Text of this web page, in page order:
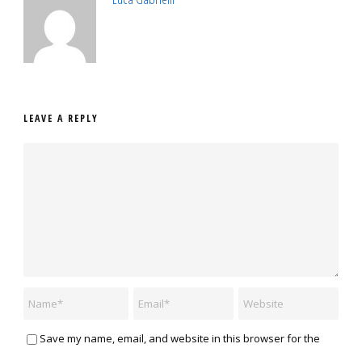
LEAVE A REPLY
Save my name, email, and website in this browser for the